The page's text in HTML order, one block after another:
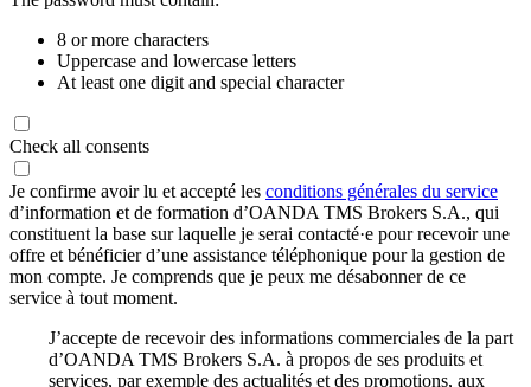
8 or more characters
Uppercase and lowercase letters
At least one digit and special character
Check all consents
Je confirme avoir lu et accepté les conditions générales du service
d’information et de formation d’OANDA TMS Brokers S.A., qui
constituent la base sur laquelle je serai contacté·e pour recevoir une
offre et bénéficier d’une assistance téléphonique pour la gestion de
mon compte. Je comprends que je peux me désabonner de ce
service à tout moment.
J’accepte de recevoir des informations commerciales de la part
d’OANDA TMS Brokers S.A. à propos de ses produits et
services, par exemple des actualités et des promotions, aux